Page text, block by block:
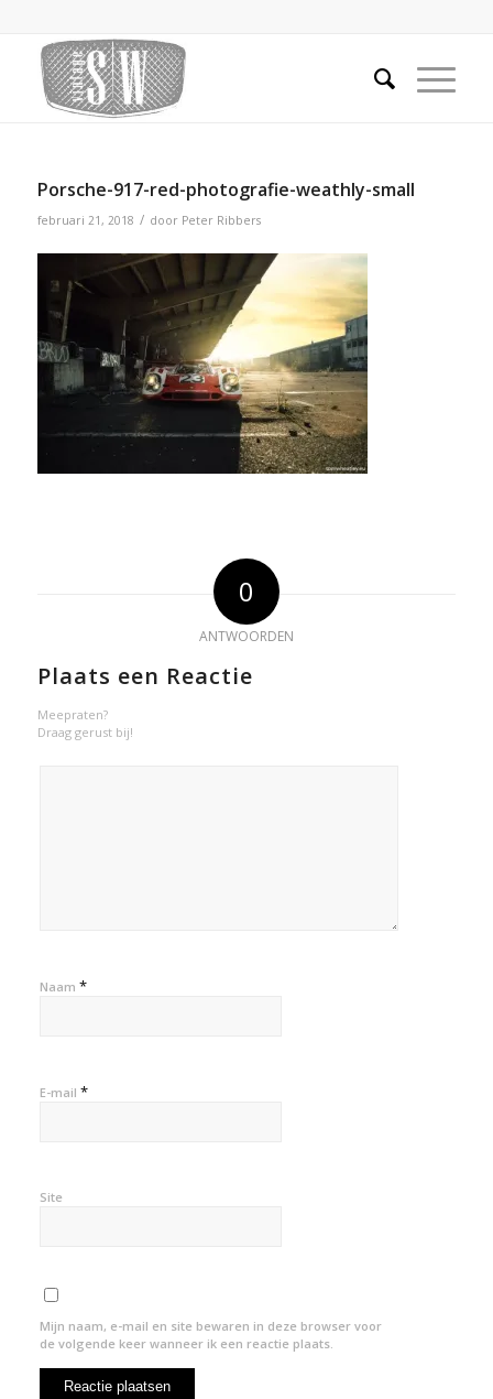
Porsche-917-red-photografie-weathly-small
februari 21, 2018 / door Peter Ribbers
0
ANTWOORDEN
Plaats een Reactie
Meepraten?
Draag gerust bij!
Naam *
E-mail *
Site
Mijn naam, e-mail en site bewaren in deze browser voor
de volgende keer wanneer ik een reactie plaats.